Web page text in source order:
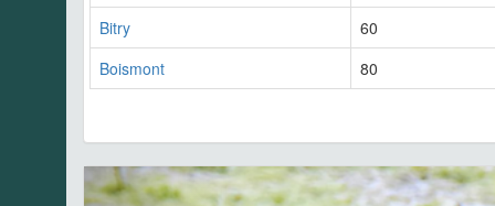
Bitry
60
Boismont
80